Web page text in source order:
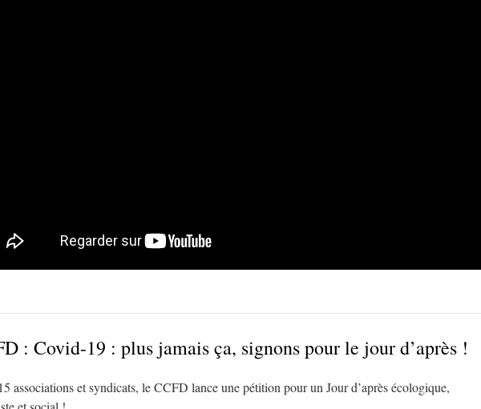
: Covid-19 : plus jamais ça, signons pour le jour d’après !
associations et syndicats, le CCFD lance une pétition pour un Jour d’après écologique,